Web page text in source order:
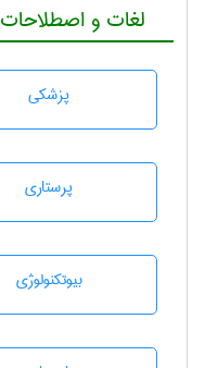
لغات و
پزشكی
پرستاری
بيوتكنولوژی